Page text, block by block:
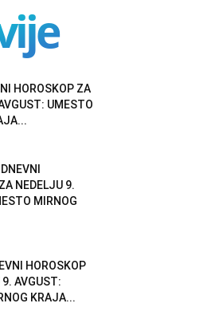
HOROSKOP ZA
UMESTO
NEDELJU 9.
MIRNOG
HOROSKOP
AVGUST:
KRAJA...